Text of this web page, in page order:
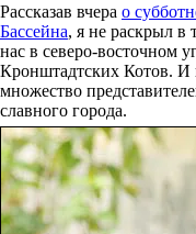
Рассказав вчера о
Бассейна, я не раскрыл в
нас в северо-восточном
Кронштадтских Котов. И
множество
славного города.